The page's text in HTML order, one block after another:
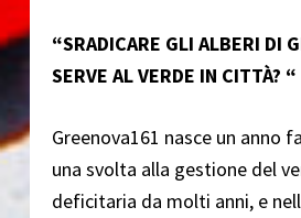
“SRADICARE GLI ALBERI DI
SERVE AL VERDE IN CITTÀ? “
Greenova161 nasce un anno
una svolta alla gestione del
deficitaria da molti anni, e